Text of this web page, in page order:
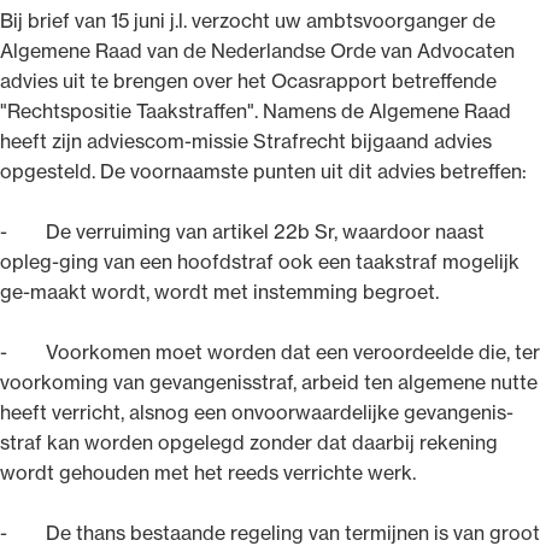
Bij brief van 15 juni j.l. verzocht uw ambtsvoorganger de
Algemene Raad van de Nederlandse Orde van Advocaten
advies uit te brengen over het Ocasrapport betreffende
"Rechtspositie Taakstraffen". Namens de Algemene Raad
heeft zijn adviescom-missie Strafrecht bijgaand advies
opgesteld. De voornaamste punten uit dit advies betreffen:
- De verruiming van artikel 22b Sr, waardoor naast
opleg-ging van een hoofdstraf ook een taakstraf mogelijk
ge-maakt wordt, wordt met instemming begroet.
- Voorkomen moet worden dat een veroordeelde die, ter
voorkoming van gevangenisstraf, arbeid ten algemene nutte
heeft verricht, alsnog een onvoorwaardelijke gevangenis-
straf kan worden opgelegd zonder dat daarbij rekening
wordt gehouden met het reeds verrichte werk.
- De thans bestaande regeling van termijnen is van groot
advocatuur (Roda).
Ondersteuning voor advocaten bij hun
het rechtsgebiedenregister en
geheimhoudernummers.